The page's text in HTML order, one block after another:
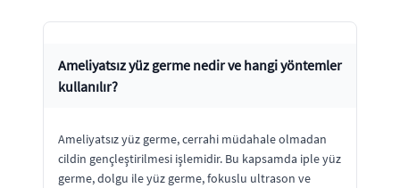
Ameliyatsız yüz germe nedir ve hangi yöntemler
kullanılır?
Ameliyatsız yüz germe, cerrahi müdahale olmadan
cildin gençleştirilmesi işlemidir. Bu kapsamda iple yüz
germe, dolgu ile yüz germe, fokuslu ultrason ve